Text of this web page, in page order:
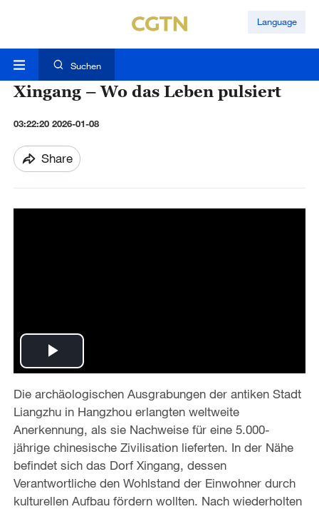
Language
Suchen
Xingang – Wo das Leben pulsiert
03:22:20 2026-01-08
Share
P
l
a
y
V
Die archäologischen Ausgrabungen der antiken Stadt
Liangzhu in Hangzhou erlangten weltweite
Anerkennung, als sie Nachweise für eine 5.000-
jährige chinesische Zivilisation lieferten. In der Nähe
befindet sich das Dorf Xingang, dessen
Verantwortliche den Wohlstand der Einwohner durch
kulturellen Aufbau fördern wollten. Nach wiederholten